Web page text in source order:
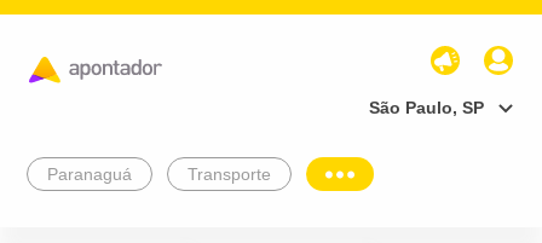
São Paulo, SP
Paranaguá Transporte